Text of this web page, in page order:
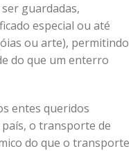
guardadas,
especial ou até
ou arte), permitindo
do que um enterro
entes queridos
o transporte de
do que o transporte